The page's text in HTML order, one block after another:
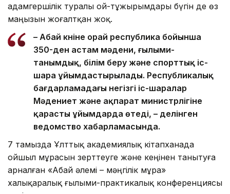
адамгершілік туралы ой-тұжырымдары бүгін де өз
маңызын жоғалтқан жоқ.
– Абай күніне орай республика бойынша
350-ден астам мәдени, ғылыми-
танымдық, білім беру және спорттық іс-
шара ұйымдастырылады. Республикалық
бағдарламадағы негізгі іс-шаралар
Мәдениет және ақпарат министрлігіне
қарасты ұйымдарда өтеді, – делінген
ведомство хабарламасында.
7 тамызда Ұлттық академиялық кітапханада
ойшыл мұрасын зерттеуге және кеңінен танытуға
арналған «Абай әлемі – мәңгілік мұра»
халықаралық ғылыми-практикалық конференциясы